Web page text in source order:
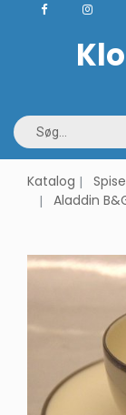
Katalog
Aladdin